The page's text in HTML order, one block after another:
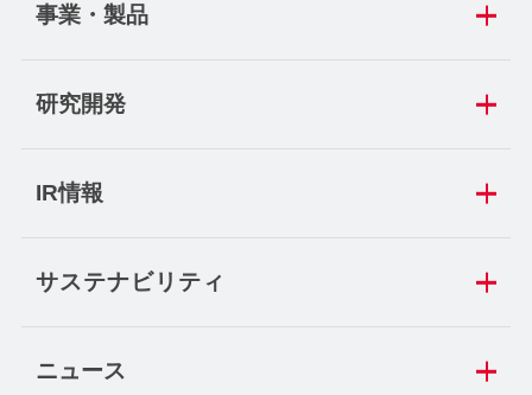
事業・製品
研究開発
IR情報
サステナビリティ
ニュース